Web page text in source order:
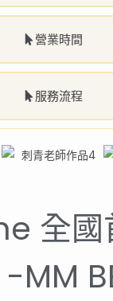
營業時間
服務流程
全國
MM